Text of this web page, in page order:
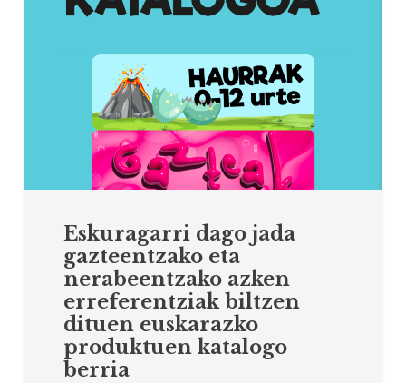
Eskuragarri dago jada
gazteentzako eta
nerabeentzako azken
erreferentziak biltzen
dituen euskarazko
produktuen katalogo
berria